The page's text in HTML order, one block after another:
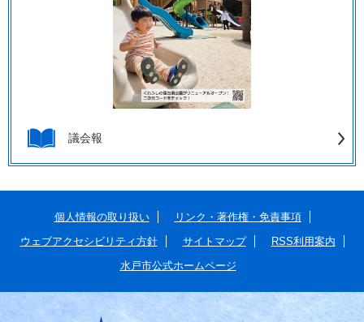
議会報
個人情報の取り扱い
リンク・著作権・免責事項
ウェブアクセシビリティ方針
サイトマップ
RSS利用案内
水戸市公式ホームページ